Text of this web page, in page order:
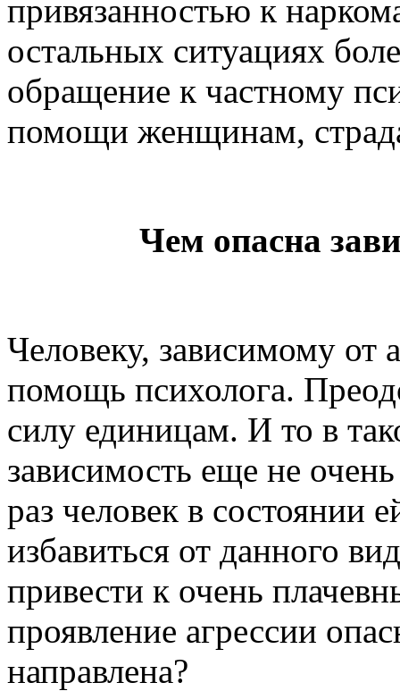
привязанностью к
остальных ситуациях
обращение к частному
помощи женщинам,
Чем опасна
Человеку, зависимому от
помощь психолога.
силу единицам. И то в
зависимость еще не
раз человек в состоянии
избавиться от данного
привести к очень
проявление агрессии
направлена?